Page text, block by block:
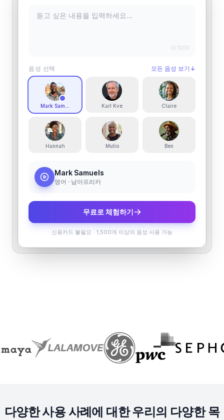
0/1000
음성 선택 모든 음성 보기 ↓
Mark Samuels Karl Kve Claire
Hannah Mulio Ben
Mark Samuels
영어 · 남아프리카
무료로 체험하기
신용카드 불필요 · 1,500개 이상의 음성 사용 가능
다양한 사용 사례에 대한 우리의 다양한 목